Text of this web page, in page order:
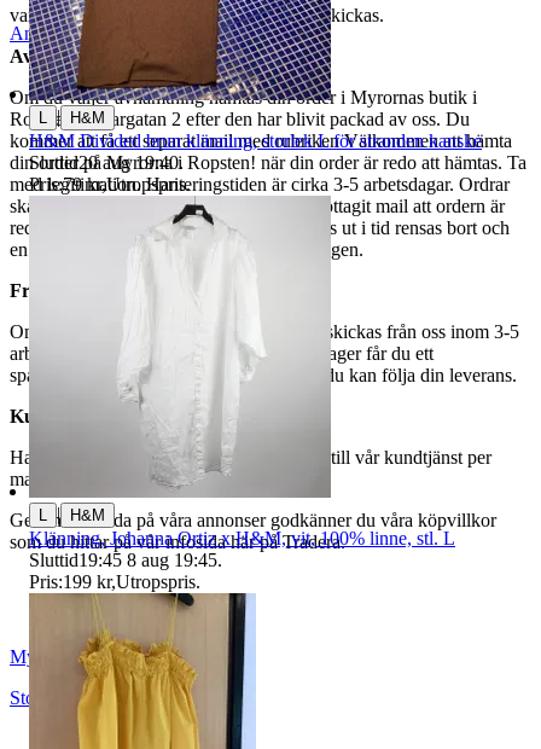
varor märkta endast avhämtning inte kan skickas.
Avhämtning
Om du väljer avhämtning hämtas din order i Myrornas butik i
Ropsten, Kolargatan 2 efter den har blivit packad av oss. Du
kommer att få ett separat mail med rubriken Välkommen att hämta
din order på Myrorna i Ropsten! när din order är redo att hämtas. Ta
med legitimation. Hanteringstiden är cirka 3-5 arbetsdagar. Ordrar
ska hämtas senast 7 dagar efter att man mottagit mail att ordern är
redo för avhämtning. Ordrar som ej hämtas ut i tid rensas bort och
en avgift på 84 kr dras av från återbetalningen.
Frakt
Om du har valt frakt kommer din vara att skickas från oss inom 3-5
arbetsdagar. När din vara har lämnat vårt lager får du ett
spårningsnummer av DSV inom kort där du kan följa din leverans.
Kundservice
Har du frågor eller funderingar hör av dig till vår kundtjänst per
mail:
webbshop@myrorna.se
Genom att buda på våra annonser godkänner du våra köpvillkor
som du hittar på vår infosida här på Tradera.
Anmäl Sälj liknande
Myrorna
Stockholm ,Sverige
| H&M
H&M Divided brun klänning, storlek L för stranden kanske
Sluttid20 aug 19:40.
Pris:79 kr,Utropspris.
| H&M
Klänning, Johanna Ortiz x H&M, vit, 100% linne, stl. L
Sluttid19:45 8 aug 19:45.
Pris:199 kr,Utropspris.